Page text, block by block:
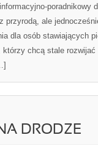
informacyjno-poradnikowy
z przyrodą, ale
dla osób stawiających
chcą stale
DRODZE